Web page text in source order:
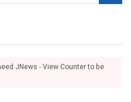
JNews - View Counter to be